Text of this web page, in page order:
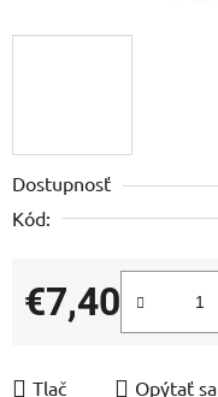
Dostupnosť
Kód:
€7,40
Jednotková cena:
Tlač Opýtať sa